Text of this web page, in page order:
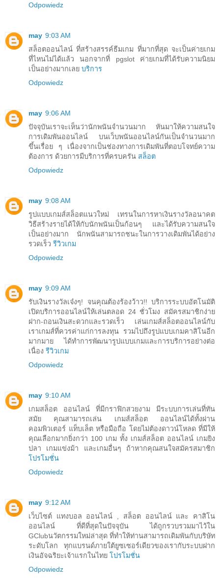
Odpowiedz
may 9:03 AM
สล็อตออนไลน์ ที่สร้างสรรค์ธีมเกม ที่มากที่สุด จะเป็นค่ายเกม
ที่ไหนไม่ได้แล้ว นอกจากที่ pgslot ค่ายเกมที่ได้รับความนิยม
เป็นอย่างมากเลย บริการ
Odpowiedz
may 9:06 AM
ปัจจุบันเราจะเห็นว่านักพนันจำนวนมาก หันมาให้ความสนใจ
การเดิมพันออนไลน์ บนเว็บพนันออนไลน์กันเป็นจำนวนมาก
ขึ้นเรื่อย ๆ เนื่องจากเป็นช่องทางการเดิมพันที่ตอบโจทย์ความ
ต้องการ ด้วยการมีบริการที่ครบครัน สล็อต
Odpowiedz
may 9:08 AM
รูปแบบเกมส์สล็อตแนวใหม่ เทรนในการหาเงินรางวัลอนาคต
วิธีสร้างรายได้ให้กับนักพนันเป็นก้อนๆ และได้รับความสนใจ
เป็นอย่างมาก นักพนันสามารถชนะในการวางเดิมพันได้อย่าง
รวดเร็ว รีวิวเกม
Odpowiedz
may 9:09 AM
รับเงินรางวัลเจ๋งๆ! จนคุณต้องร้องว้าว!! บริการระบบอัตโนมัติ
เปิดบริการออนไลน์ให้เล่นตลอด 24 ชั่วโมง สมัครสมาชิกง่าย
ฝาก-ถอนเงินสะดวกและรวดเร็ว เล่นเกมส์สล็อตออนไลน์กับ
เราเกมส์ที่ควรค่าแก่การลงทุน รวมไปถึงรูปแบบเกมคาสิโนอีก
มากมาย ได้ทำการพัฒนารูปแบบเกมและการบริการอย่างต่อ
เนื่อง รีวิวเกม
Odpowiedz
may 9:10 AM
เกมสล็อต ออนไลน์ ที่มีกราฟิกสวยงาม มีระบบการเล่นที่ทัน
สมัย คุณสามารถเล่น เกมส์สล็อต ออนไลน์ได้ทั้งผ่าน
คอมพิวเตอร์ แท็บเล็ต หรือมือถือ โดยไม่ต้องดาวน์โหลด ที่มีให้
คุณเลือกมากยิ่งกว่า 100 เกม ทั้ง เกมส์สล็อต ออนไลน์ เกมยิง
ปลา เกมแข่งม้า และเกมอื่นๆ ถ้าหากคุณสนใจสมัครสมาชิก
โปรโมชั่น
Odpowiedz
may 9:12 AM
เว็บไซต์ แทงบอล ออนไลน์ , สล็อต ออนไลน์ และ คาสิโน
ออนไลน์ ที่ดีที่สุดในปัจจุบัน ได้ถูกรวบรวมมาไว้ใน
GClubนวัตกรรมใหม่ล่าสุด ที่ทำให้ท่านสามารถเดิมพันกับบริษัท
ระดับโลก ทุกแบรนด์ภายใต้ยูซเซอร์เดียวของเรากับระบบฝาก
เงินอัจฉริยะเจ้าแรกในไทย โปรโมชั่น
Odpowiedz